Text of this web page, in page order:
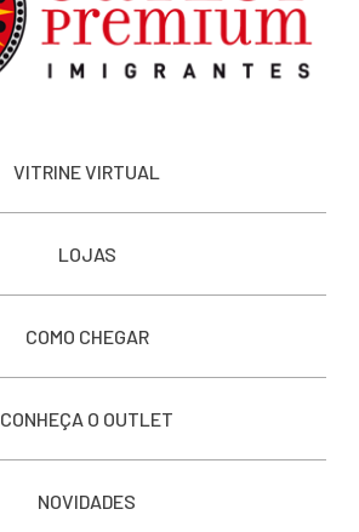
VITRINE VIRTUAL
LOJAS
COMO CHEGAR
CONHEÇA O OUTLET
NOVIDADES